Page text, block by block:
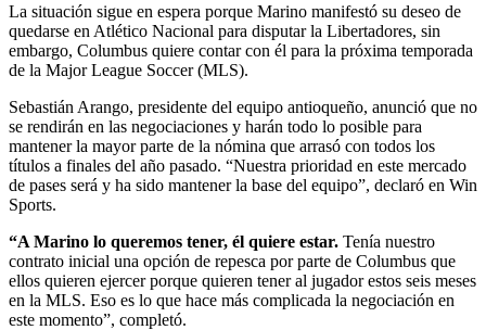
La situación sigue en espera porque Marino manifestó su deseo de
quedarse en Atlético Nacional para disputar la Libertadores, sin
embargo, Columbus quiere contar con él para la próxima temporada
de la Major League Soccer (MLS).
Sebastián Arango, presidente del equipo antioqueño, anunció que no
se rendirán en las negociaciones y harán todo lo posible para
mantener la mayor parte de la nómina que arrasó con todos los
títulos a finales del año pasado. “Nuestra prioridad en este mercado
de pases será y ha sido mantener la base del equipo”, declaró en Win
Sports.
“A Marino lo queremos tener, él quiere estar. Tenía nuestro
contrato inicial una opción de repesca por parte de Columbus que
ellos quieren ejercer porque quieren tener al jugador estos seis meses
en la MLS. Eso es lo que hace más complicada la negociación en
este momento”, completó.